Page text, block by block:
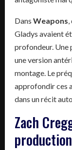
Dans Weapons
Gladys avaient
profondeur. Une
une version
montage. Le
approfondir ces
dans un récit
Zach
production